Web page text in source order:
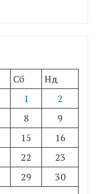
Сб
Нд
1
2
8
9
15
16
22
23
29
30